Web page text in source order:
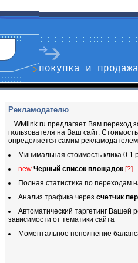
покупка и
Рекламодателю
WMlink.ru предлагает Вам переход
пользователя на Ваш сайт.
определяется самим
Минимальная стоимость клика 0.1
new Черный список площадок [?]
Полная статистика по переходам
Анализ трафика через счетчик
Автоматический таргетинг Вашей
зависимости от тематики сайта
Моментальное пополнение